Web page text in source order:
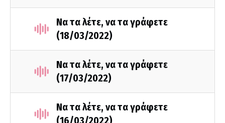
Να τα λέτε, να τα γράφετε
(18/03/2022)
Να τα λέτε, να τα γράφετε
(17/03/2022)
Να τα λέτε, να τα γράφετε